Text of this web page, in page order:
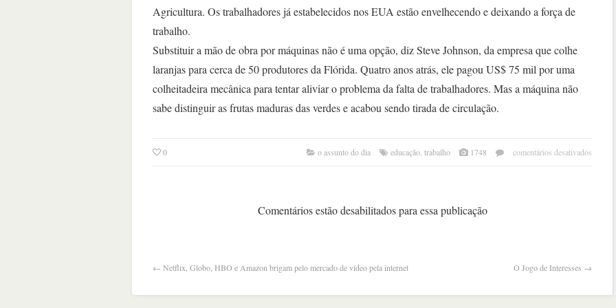
Agricultura. Os trabalhadores já estabelecidos nos EUA estão envelhecendo e deixando a força de
trabalho.
Substituir a mão de obra por máquinas não é uma opção, diz Steve Johnson, da empresa que colhe
laranjas para cerca de 50 produtores da Flórida. Quatro anos atrás, ele pagou US$ 75 mil por uma
colheitadeira mecânica para tentar aliviar o problema da falta de trabalhadores. Mas a máquina não
sabe distinguir as frutas maduras das verdes e acabou sendo tirada de circulação.
0 o assunto do dia educação trabalho 1748 comentários desativados
Comentários estão desabilitados para essa publicação
← Netflix, Globo, HBO e Amazon brigam pelo mercado de vídeo pela internet O Jogo de Interesses →